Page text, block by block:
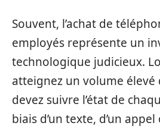
Souvent, l’achat de
employés représente un
technologique judicieux.
atteignez un volume élevé
devez suivre l’état de
biais d’un texte, d’un